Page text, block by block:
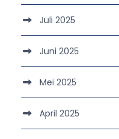
Juli 2025
Juni 2025
Mei 2025
April 2025